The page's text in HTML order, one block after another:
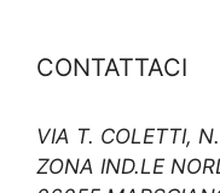
CONTATTACI
VIA T. COLETTI,
ZONA IND.LE